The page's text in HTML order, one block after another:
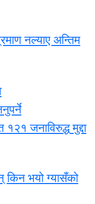
नल्याए अन्तिम
१२१ जनाविरुद्ध मुद्दा
किन भयो ग्यासँको